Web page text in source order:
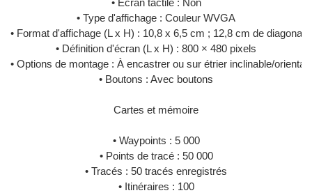
• Écran tactile : Non
• Type d'affichage : Couleur WVGA
• Format d'affichage (L x H) : 10,8 x 6,5 cm ; 12,8 cm de diagonale
• Définition d'écran (L x H) : 800 × 480 pixels
• Options de montage : À encastrer ou sur étrier inclinable/
• Boutons : Avec boutons
Cartes et mémoire
• Waypoints : 5 000
• Points de tracé : 50 000
• Tracés : 50 tracés enregistrés
• Itinéraires : 100